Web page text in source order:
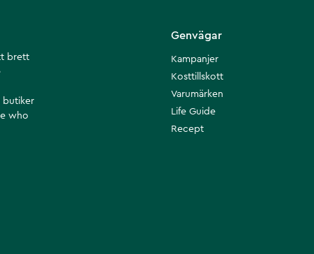
brett
butiker
who
Genvägar
Kampanjer
Kosttillskott
Varumärken
Life Guide
Recept